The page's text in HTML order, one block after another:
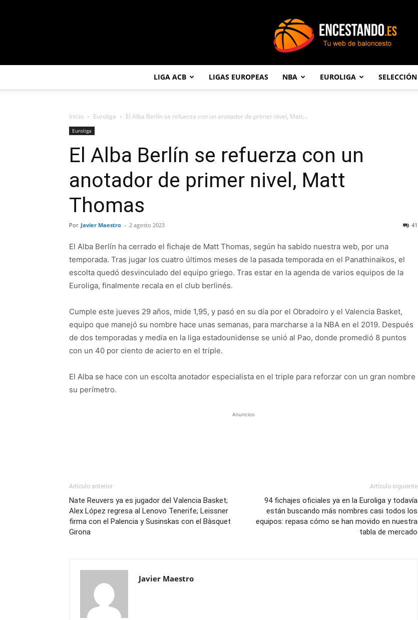
LIGA ACB LIGAS EUROPEAS NBA EUROLIGA SELECCIÓN
Inicio Euroliga El Alba Berlín se refuerza con un anotador de primer nivel, Matt...
Euroliga
El Alba Berlín se refuerza con un
anotador de primer nivel, Matt
Thomas
Por Javier Maestro - 2 agosto 2023 41
El Alba Berlín ha cerrado el fichaje de Matt Thomas, según ha sabido nuestra web, por una
temporada. Tras jugar los cuatro últimos meses de la pasada temporada en el Panathinaikos, el
escolta quedó desvinculado del equipo griego. Tras estar en la agenda de varios equipos de la
Euroliga, finalmente recala en el club berlinés.
Cumple este jueves 29 años, mide 1,95, y pasó en su día por el Obradoiro y el Valencia Basket,
equipo que manejó su nombre hace unas semanas, para marcharse a la NBA en el 2019. Después
de dos temporadas y media en la liga estadounidense se unió al Pao, donde promedió 8 puntos
con un 40 por ciento de acierto en el triple.
El Alba se hace con un escolta anotador especialista en el triple para reforzar con un gran nombre
su perímetro.
Anuncios
Artículo anterior
Nate Reuvers ya es jugador del Valencia Basket;
Alex López regresa al Lenovo Tenerife; Leissner
firma con el Palencia y Susinskas con el Bàsquet
Girona
Artículo siguiente
94 fichajes oficiales ya en la Euroliga y todavía
están buscando más nombres casi todos los
equipos: repasa cómo se han movido en nuestra
tabla de mercado
Javier Maestro